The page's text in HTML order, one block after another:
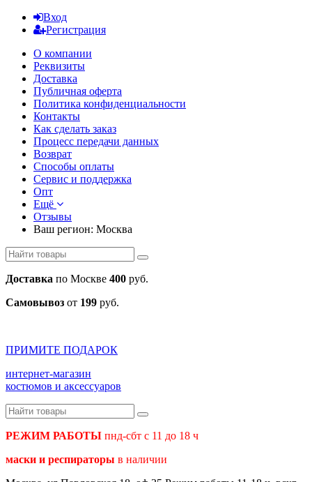
Вход
Регистрация
О компании
Реквизиты
Доставка
Публичная оферта
Политика конфиденциальности
Контакты
Как сделать заказ
Процесс передачи данных
Возврат
Способы оплаты
Сервис и поддержка
Опт
Ещё
Отзывы
Ваш регион: Москва
Доставка по Москве 400 руб.
Самовывоз от 199 руб.
ПРИМИТЕ ПОДАРОК
интернет-магазин
костюмов и аксессуаров
РЕЖИМ РАБОТЫ пнд-сбт с 11 до 18 ч
маски и респираторы в наличии